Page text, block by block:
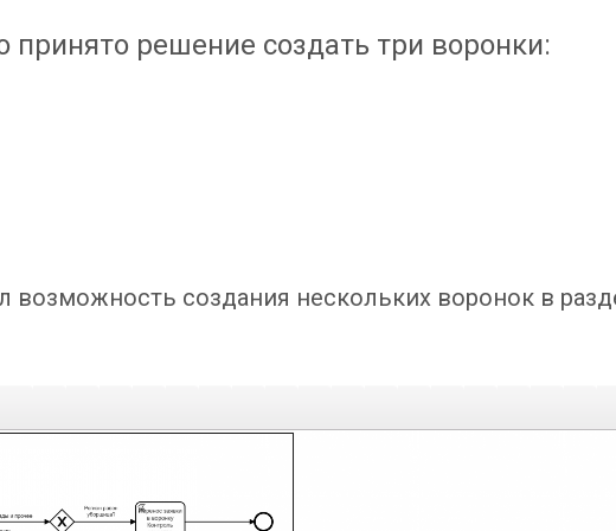
принято решение создать три воронки:
возможность создания нескольких воронок в